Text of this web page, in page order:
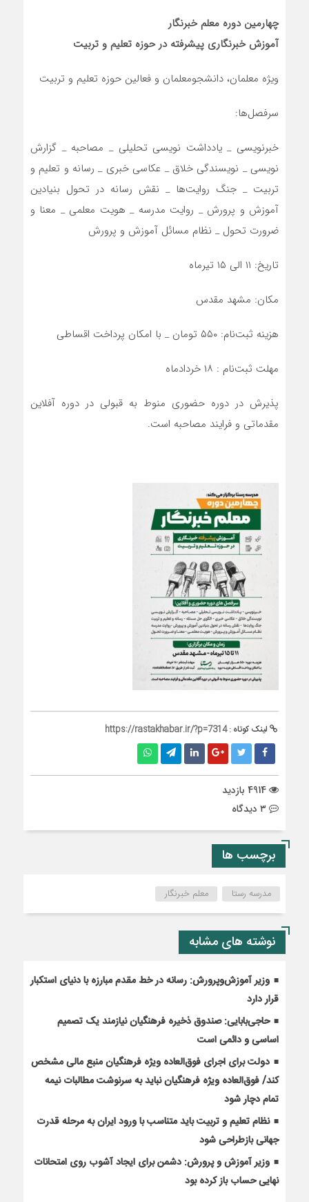
چهارمین دوره معلم خبرنگار
آموزش خبرنگاری پیشرفته در حوزه تعلیم و تربیت
ویژه معلمان، دانشجومعلمان و فعالین حوزه تعلیم و تربیت
سرفصل‌ها:
خبرنویسی _ یادداشت نویسی تحلیلی _ مصاحبه _ گزارش
نویسی _ نویسندگی خلاق _ عکاسی خبری _ رسانه و تعلیم و
تربیت _ جنگ روایت‌ها _ نقش رسانه در تحول بنیادین
آموزش و پرورش _ روایت مدرسه _ هویت معلمی _ معنا و
ضرورت تحول _ نظام مسائل آموزش و پرورش
تاریخ: ۱۱ الی ۱۵ تیرماه
مکان: مشهد مقدس
هزینه ثبت‌نام: ۵۵۰ تومان _ با امکان پرداخت اقساطی
مهلت ثبت‌نام : ۱۸ خردادماه
پذیرش در دوره حضوری منوط به قبولی در دوره آفلاین
مقدماتی و فرایند مصاحبه است.
لینک کوتاه :https://rastakhabar.ir/?p=7314
۳ دیدگاه
برچسب ها
مدرسه رستا معلم خبرنگار
نوشته های مشابه
وزیر آموزش‌وپرورش: رسانه در خط مقدم مبارزه با دنیای استکبار
قرار دارد
حاجی‌بابایی: صندوق ذخیره فرهنگیان نیازمند یک تصمیم
اساسی و دائمی است
دولت برای اجرای فوق‌العاده ویژه فرهنگیان منبع مالی مشخص
کند/ فوق‌العاده ویژه فرهنگیان نباید به سرنوشت مطالبات نیمه‌
تمام دچار شود
نظام تعلیم و تربیت باید متناسب با ورود ایران به مرحله قدرت
جهانی بازطراحی شود
وزیر آموزش و پرورش: دشمن برای ایجاد آشوب روی امتحانات
نهایی حساب باز کرده بود